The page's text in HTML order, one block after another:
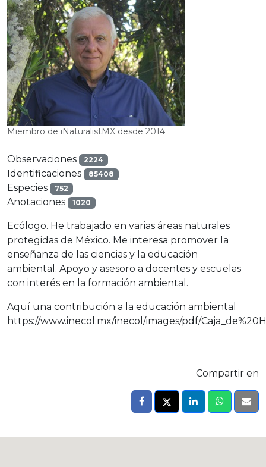
Miembro de iNaturalistMX desde 2014
Observaciones 2224
Identificaciones 85408
Especies 752
Anotaciones 1020
Ecólogo. He trabajado en varias áreas naturales
protegidas de México. Me interesa promover la
enseñanza de las ciencias y la educación
ambiental. Apoyo y asesoro a docentes y escuelas
con interés en la formación ambiental.
Aquí una contribución a la educación ambiental
https://www.inecol.mx/inecol/images/pdf/
Compartir en